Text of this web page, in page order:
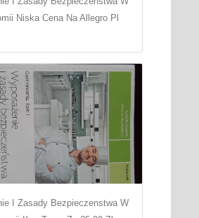
Niska Cena Na Allegro Pl
I Zasady Bezpieczenstwa W